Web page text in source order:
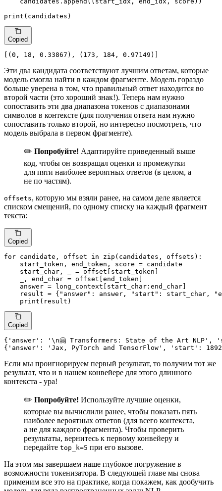
print (candidates)
Copied
[( 0 , 18 , 0.33867 ), ( 173 , 184 , 0.97149 )]
Эти два кандидата соответствуют лучшим ответам, которые
модель смогла найти в каждом фрагменте. Модель гораздо
больше уверена в том, что правильный ответ находится во
второй части (это хороший знак!). Теперь нам нужно
сопоставить эти два диапазона токенов с диапазонами
символов в контексте (для получения ответа нам нужно
сопоставить только второй, но интересно посмотреть, что
модель выбрала в первом фрагменте).
✏️ Попробуйте! Адаптируйте приведенный выше
код, чтобы он возвращал оценки и промежутки
для пяти наиболее вероятных ответов (в целом, а
не по частям).
offsets, которую мы взяли ранее, на самом деле является
списком смещений, по одному списку на каждый фрагмент
текста:
Copied
for candidate, offset in zip (candidates, offsets):
    start_token, end_token, score = candidate
    start_char, _ = offset[start_token]
    _, end_char = offset[end_token]
    answer = long_context[start_char:end_char]
    result = {
"answer" : answer, "start" : start_char,
print (result)
Copied
{ 'answer' : '\n🤗 Transformers: State of the Art NLP' ,
{ 'answer' : 'Jax, PyTorch and TensorFlow' , 'start' : 1892
Если мы проигнорируем первый результат, то получим тот же
результат, что и в нашем конвейере для этого длинного
контекста - ура!
✏️ Попробуйте! Используйте лучшие оценки,
которые вы вычислили ранее, чтобы показать пять
наиболее вероятных ответов (для всего контекста,
а не для каждого фрагмента). Чтобы проверить
результаты, вернитесь к первому конвейеру и
передайте top_k=5 при его вызове.
На этом мы завершаем наше глубокое погружение в
возможности токенизатора. В следующей главе мы снова
применим все это на практике, когда покажем, как дообучить